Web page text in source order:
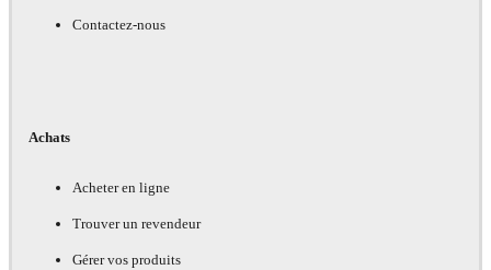
Contactez-nous
Achats
Acheter en ligne
Trouver un revendeur
Gérer vos produits